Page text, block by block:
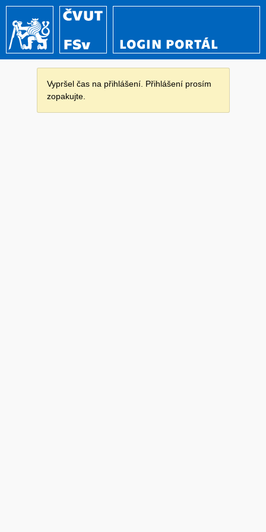
LOGIN PORTÁL
Vypršel čas na přihlášení. Přihlášení prosím
zopakujte.